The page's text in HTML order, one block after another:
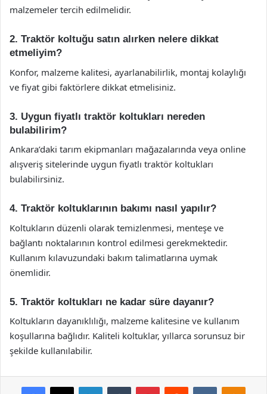
malzemeler tercih edilmelidir.
2. Traktör koltuğu satın alırken nelere dikkat
etmeliyim?
Konfor, malzeme kalitesi, ayarlanabilirlik, montaj kolaylığı
ve fiyat gibi faktörlere dikkat etmelisiniz.
3. Uygun fiyatlı traktör koltukları nereden
bulabilirim?
Ankara’daki tarım ekipmanları mağazalarında veya online
alışveriş sitelerinde uygun fiyatlı traktör koltukları
bulabilirsiniz.
4. Traktör koltuklarının bakımı nasıl yapılır?
Koltukların düzenli olarak temizlenmesi, menteşe ve
bağlantı noktalarının kontrol edilmesi gerekmektedir.
Kullanım kılavuzundaki bakım talimatlarına uymak
önemlidir.
5. Traktör koltukları ne kadar süre dayanır?
Koltukların dayanıklılığı, malzeme kalitesine ve kullanım
koşullarına bağlıdır. Kaliteli koltuklar, yıllarca sorunsuz bir
şekilde kullanılabilir.
Facebook
X LinkedInTumblr PinterestReddit VKontakte